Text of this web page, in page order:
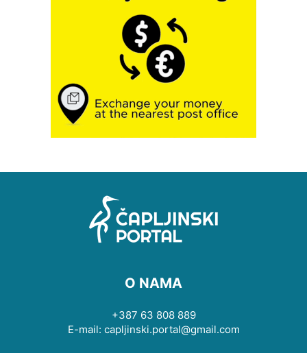
O NAMA
+387 63 808 889
E-mail: capljinski.portal@gmail.com